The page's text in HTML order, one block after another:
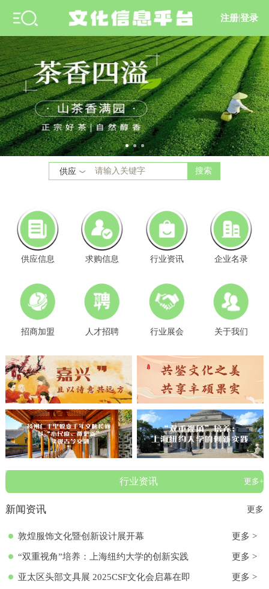
注册 |登录
供应 搜索
供应信息 求购信息 行业资讯 企业名录
招商加盟 人才招聘 行业展会 关于我们
行业资讯 更多+
新闻资讯 更多
敦煌服饰文化暨创新设计展开幕 更多 >
“双重视角”培养：上海纽约大学的创新实践 更多 >
亚太区头部文具展 2025CSF文化会启幕在即 更多 >